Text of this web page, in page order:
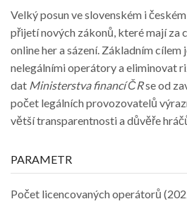
Velký posun ve slovenském i
přijetí nových zákonů, které mají za
online her a sázení. Základním cílem
nelegálními operátory a eliminovat
dat Ministerstva financí ČRse od
počet legálních provozovatelů
větší transparentnosti a důvěře
PARAMETR
Počet licencovaných operátorů